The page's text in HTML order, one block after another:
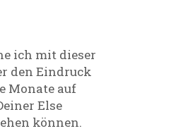
ich mit dieser
den Eindruck
Monate auf
Else
können.